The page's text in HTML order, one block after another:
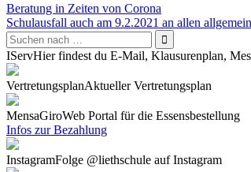
Beitragsnavigation
Beratung in Zeiten von Corona
Schulausfall auch am 9.2.2021 an allen
IServHier findest du E-Mail, Klausurenplan,
VertretungsplanAktueller Vertretungsplan
MensaGiroWeb Portal für die Essensbestellung
Infos zur Bezahlung
InstagramFolge @liethschule auf Instagram